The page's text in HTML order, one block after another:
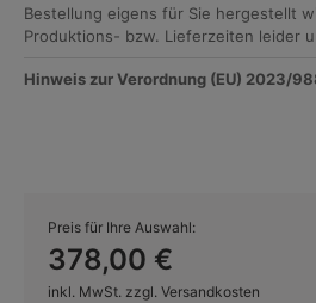
Bestellung eigens für Sie hergestellt
Produktions- bzw. Lieferzeiten leider
Hinweis zur Verordnung (EU) 2023/
Preis für Ihre Auswahl:
378,00 €
inkl. MwSt. zzgl. Versandkosten